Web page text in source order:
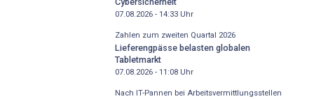
07.08.2026 - 14:33Uhr
Zahlen zum zweiten Quartal 2026
Lieferengpässe belasten globalen
Tabletmarkt
07.08.2026 - 11:08Uhr
Nach IT-Pannen bei Arbeitsvermittlungsstellen